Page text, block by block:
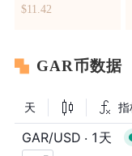
$11.42
GAR币数据